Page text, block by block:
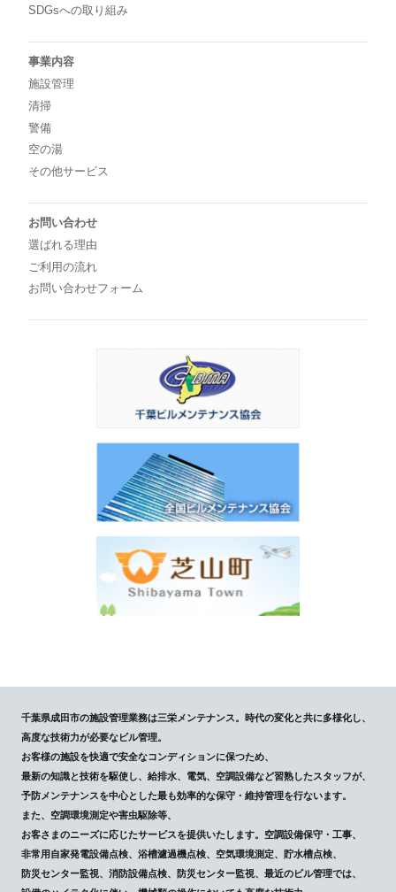
SDGsへの取り組み
事業内容
施設管理
清掃
警備
空の湯
その他サービス
お問い合わせ
選ばれる理由
ご利用の流れ
お問い合わせフォーム
千葉県成田市の施設管理業務は三栄メンテナンス。時代の変化と共に多様化し、
高度な技術力が必要なビル管理。
お客様の施設を快適で安全なコンディションに保つため、
最新の知識と技術を駆使し、給排水、電気、空調設備など習熟したスタッフが、
予防メンテナンスを中心とした最も効率的な保守・維持管理を行ないます。
また、空調環境測定や害虫駆除等、
お客さまのニーズに応じたサービスを提供いたします。空調設備保守・工事、
非常用自家発電設備点検、浴槽濾過機点検、空気環境測定、貯水槽点検、
防災センター監視、消防設備点検、防災センター監視、最近のビル管理では、